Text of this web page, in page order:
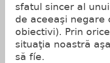
sfatul sincer al
de aceeaşi negare
obiectivi). Prin
situaţia noastră
să fíe.